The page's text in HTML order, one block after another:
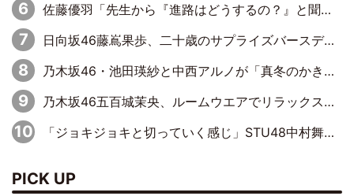
佐藤優羽「先生から『進路はどうするの？』と聞かれて。『実は……』とXのトレンドで1位になっているスマホを見せました」【日向坂46『五期生LIVE』開催記念 五期生“変革”ドキュメンタリー③】
日向坂46藤嶌果歩、二十歳のサプライズバースデーに大喜び「頼られる先輩になれるように努力していきたい」
乃木坂46・池田瑛紗と中西アルノが「真冬のかき氷」騒動で火花散らす！ 因縁の裏にあるのは、逆境をともに“凌”ぐ似た者同士の絆
乃木坂46五百城茉央、ルームウエアでリラックス「今回のグラビアを見て成長を感じていただけるとうれしい」
「ジョキジョキと切っていく感じ」STU48中村舞、新しい挑戦は自らの手で
PICK UP